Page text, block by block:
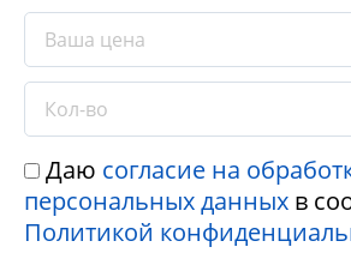
Даю согласие на
персональных данных в
Политикой